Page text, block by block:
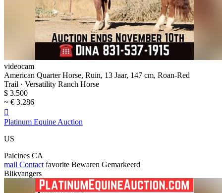
videocam
American Quarter Horse, Ruin, 13 Jaar, 147 cm, Roan-Red
Trail · Versatility Ranch Horse
$ 3.500
~ € 3.286

Platinum Equine Auction
US
Paicines CA
mail Contact favorite Bewaren Gemarkeerd
Blikvangers